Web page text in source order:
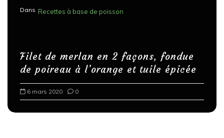
Dans Recettes à base de poisson
Filet de merlan en 2 façons, fondue
de poireau à l’orange et tuile épicée
6 mars 2020 0